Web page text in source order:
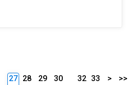
27 28 29
30
32 33 > >>